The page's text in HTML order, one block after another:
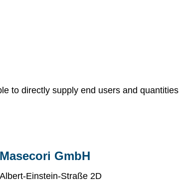
to directly supply end users and
Masecori GmbH
Albert-Einstein-Straße 2D